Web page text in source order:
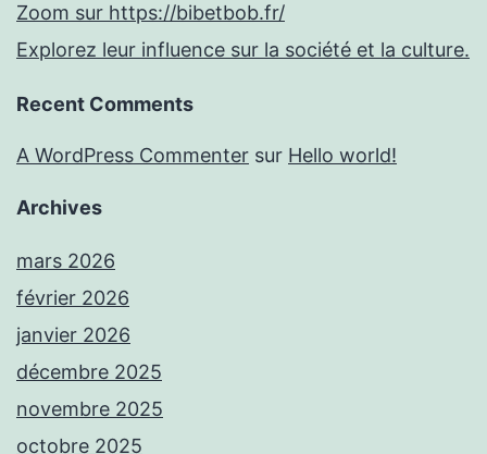
Zoom sur https://bibetbob.fr/
Explorez leur influence sur la société et la culture.
Recent Comments
A WordPress Commenter sur Hello world!
Archives
mars 2026
février 2026
janvier 2026
décembre 2025
novembre 2025
octobre 2025